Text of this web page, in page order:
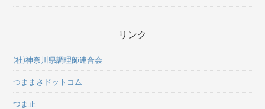
リンク
(社)神奈川県調理師連合会
つままさドットコム
つま正